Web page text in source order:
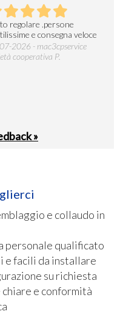
regolare .persone
e consegna veloce
2026 - mac3cpservice
cooperativa P.
»
e collaudo in
personale qualificato
e facili da installare
su richiesta
e conformità